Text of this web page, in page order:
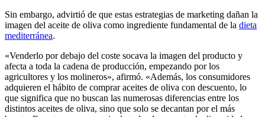
Sin embargo, advirtió de que estas estrategias de marketing dañan la
imagen del aceite de oliva como ingrediente fundamental de la dieta
mediterránea.
«Venderlo por debajo del coste socava la imagen del producto y
afecta a toda la cadena de producción, empezando por los
agricultores y los molineros», afirmó. «Además, los consumidores
adquieren el hábito de comprar aceites de oliva con descuento, lo
que significa que no buscan las numerosas diferencias entre los
distintos aceites de oliva, sino que solo se decantan por el más